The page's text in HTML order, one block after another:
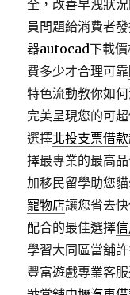
全，改善早洩狀
員問題給消費者
器autocad下載
費多少才合理可靠
特色流動教你如
完美呈現您的可
選擇北投支票借款
擇最專業的最高
加移民留學助您
寵物店讓您省去
配合的最佳選擇
學習大同區當舖
豐富遊戲專業客